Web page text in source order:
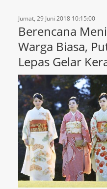
Jumat, 29 Juni 2018 10:15:00
Berencana
Warga Biasa,
Lepas Gelar